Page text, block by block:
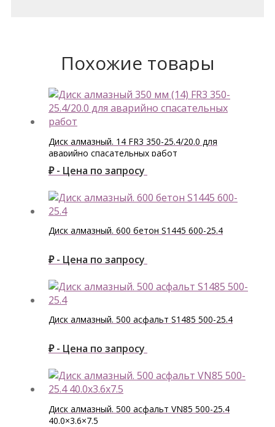
Похожие товары
Диск алмазный. 14 FR3 350-25.4/20.0 для
аварийно спасательных работ
₽ - Цена по запросу
Диск алмазный. 600 бетон S1445 600-25.4
₽ - Цена по запросу
Диск алмазный. 500 асфальт S1485 500-25.4
₽ - Цена по запросу
Диск алмазный. 500 асфальт VN85 500-25.4
40.0×3.6×7.5